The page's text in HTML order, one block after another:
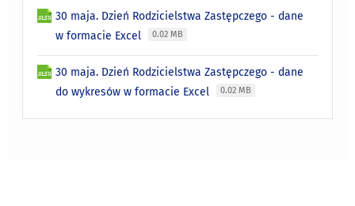
30 maja. Dzień Rodzicielstwa Zastępczego - dane
w formacie Excel
0.02 MB
30 maja. Dzień Rodzicielstwa Zastępczego - dane
do wykresów w formacie Excel
0.02 MB